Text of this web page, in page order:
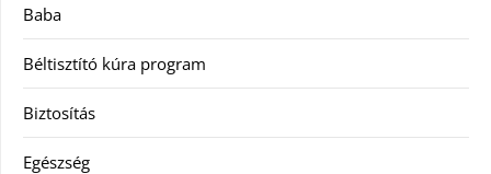
Baba
Béltisztító kúra program
Biztosítás
Egészség